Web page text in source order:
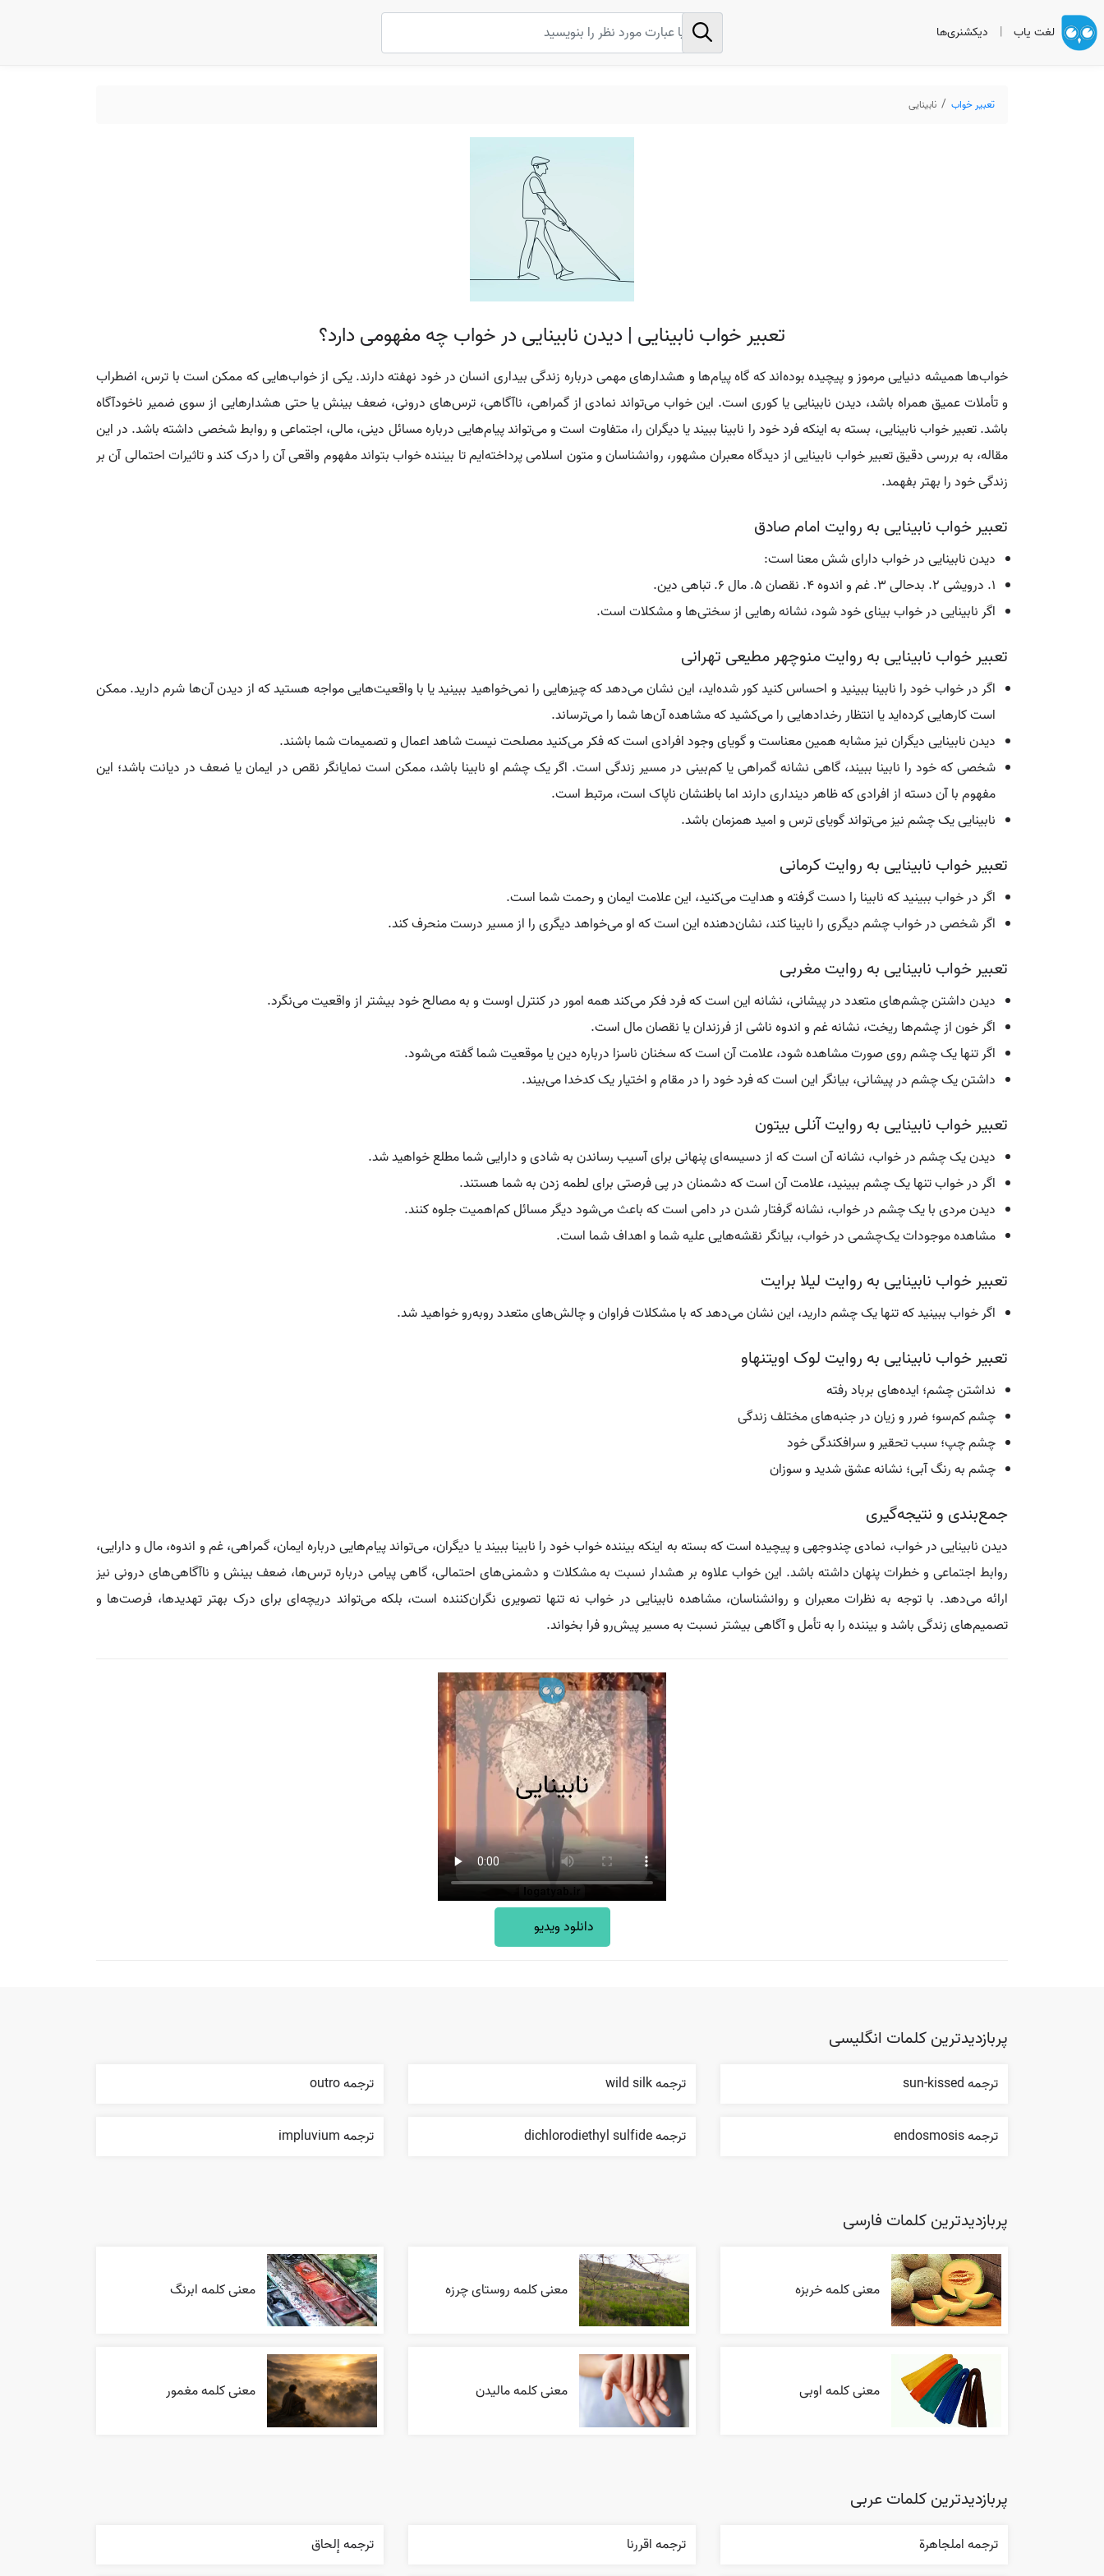
لغت یاب | دیکشنری‌ها
تعبیر خواب نابینایی
تعبیر خواب نابینایی | دیدن نابینایی در خواب چه مفهومی دارد؟
خواب‌ها همیشه دنیایی مرموز و پیچیده بوده‌اند که گاه پیام‌ها و هشدارهای مهمی درباره زندگی بیداری انسان در خود نهفته دارند. یکی از خواب‌هایی که ممکن است با ترس، اضطراب
و تأملات عمیق همراه باشد، دیدن نابینایی یا کوری است. این خواب می‌تواند نمادی از گمراهی، ناآگاهی، ترس‌های درونی، ضعف بینش یا حتی هشدارهایی از سوی ضمیر ناخودآگاه
باشد. تعبیر خواب نابینایی، بسته به اینکه فرد خود را نابینا ببیند یا دیگران را، متفاوت است و می‌تواند پیام‌هایی درباره مسائل دینی، مالی، اجتماعی و روابط شخصی داشته باشد. در این
مقاله، به بررسی دقیق تعبیر خواب نابینایی از دیدگاه معبران مشهور، روانشناسان و متون اسلامی پرداخته‌ایم تا بیننده خواب بتواند مفهوم واقعی آن را درک کند و تاثیرات احتمالی آن بر
زندگی خود را بهتر بفهمد.
تعبیر خواب نابینایی به روایت امام صادق
دیدن نابینایی در خواب دارای شش معنا است:
1. درویشی 2. بدحالی 3. غم و اندوه 4. نقصان 5. مال 6. تباهی دین.
اگر نابینایی در خواب بینای خود شود، نشانه رهایی از سختی‌ها و مشکلات است.
تعبیر خواب نابینایی به روایت منوچهر مطیعی تهرانی
اگر در خواب خود را نابینا ببینید و احساس کنید کور شده‌اید، این نشان می‌دهد که چیزهایی را نمی‌خواهید ببینید یا با واقعیت‌هایی مواجه هستید که از دیدن آن‌ها شرم دارید. ممکن
است کارهایی کرده‌اید یا انتظار رخدادهایی را می‌کشید که مشاهده آن‌ها شما را می‌ترساند.
دیدن نابینایی دیگران نیز مشابه همین معناست و گویای وجود افرادی است که فکر می‌کنید مصلحت نیست شاهد اعمال و تصمیمات شما باشند.
شخصی که خود را نابینا ببیند، گاهی نشانه گمراهی یا کم‌بینی در مسیر زندگی است. اگر یک چشم او نابینا باشد، ممکن است نمایانگر نقص در ایمان یا ضعف در دیانت باشد؛ این
مفهوم با آن دسته از افرادی که ظاهر دینداری دارند اما باطنشان ناپاک است، مرتبط است.
نابینایی یک چشم نیز می‌تواند گویای ترس و امید همزمان باشد.
تعبیر خواب نابینایی به روایت کرمانی
اگر در خواب ببینید که نابینا را دست گرفته و هدایت می‌کنید، این علامت ایمان و رحمت شما است.
اگر شخصی در خواب چشم دیگری را نابینا کند، نشان‌دهنده این است که او می‌خواهد دیگری را از مسیر درست منحرف کند.
تعبیر خواب نابینایی به روایت مغربی
دیدن داشتن چشم‌های متعدد در پیشانی، نشانه این است که فرد فکر می‌کند همه امور در کنترل اوست و به مصالح خود بیشتر از واقعیت می‌نگرد.
اگر خون از چشم‌ها ریخت، نشانه غم و اندوه ناشی از فرزندان یا نقصان مال است.
اگر تنها یک چشم روی صورت مشاهده شود، علامت آن است که سخنان ناسزا درباره دین یا موقعیت شما گفته می‌شود.
داشتن یک چشم در پیشانی، بیانگر این است که فرد خود را در مقام و اختیار یک کدخدا می‌بیند.
تعبیر خواب نابینایی به روایت آنلی بیتون
دیدن یک چشم در خواب، نشانه آن است که از دسیسه‌ای پنهانی برای آسیب رساندن به شادی و دارایی شما مطلع خواهید شد.
اگر در خواب تنها یک چشم ببینید، علامت آن است که دشمنان در پی فرصتی برای لطمه زدن به شما هستند.
دیدن مردی با یک چشم در خواب، نشانه گرفتار شدن در دامی است که باعث می‌شود دیگر مسائل کم‌اهمیت جلوه کنند.
مشاهده موجودات یک‌چشمی در خواب، بیانگر نقشه‌هایی علیه شما و اهداف شما است.
تعبیر خواب نابینایی به روایت لیلا برایت
اگر خواب ببینید که تنها یک چشم دارید، این نشان می‌دهد که با مشکلات فراوان و چالش‌های متعدد روبه‌رو خواهید شد.
تعبیر خواب نابینایی به روایت لوک اویتنهاو
نداشتن چشم؛ ایده‌های برباد رفته
چشم کم‌سو؛ ضرر و زیان در جنبه‌های مختلف زندگی
چشم چپ؛ سبب تحقیر و سرافکندگی خود
چشم به رنگ آبی؛ نشانه عشق شدید و سوزان
جمع‌بندی و نتیجه‌گیری
دیدن نابینایی در خواب، نمادی چندوجهی و پیچیده است که بسته به اینکه بیننده خواب خود را نابینا ببیند یا دیگران، می‌تواند پیام‌هایی درباره ایمان، گمراهی، غم و اندوه، مال و دارایی،
روابط اجتماعی و خطرات پنهان داشته باشد. این خواب علاوه بر هشدار نسبت به مشکلات و دشمنی‌های احتمالی، گاهی پیامی درباره ترس‌ها، ضعف بینش و ناآگاهی‌های درونی نیز
ارائه می‌دهد. با توجه به نظرات معبران و روانشناسان، مشاهده نابینایی در خواب نه تنها تصویری نگران‌کننده است، بلکه می‌تواند دریچه‌ای برای درک بهتر تهدیدها، فرصت‌ها و
تصمیم‌های زندگی باشد و بیننده را به تأمل و آگاهی بیشتر نسبت به مسیر پیش‌رو فرا بخواند.
دانلود ویدیو
پربازدیدترین کلمات انگلیسی
ترجمه sun-kissed ترجمه wild silk ترجمه outro
ترجمه endosmosis ترجمه dichlorodiethyl sulfide ترجمه impluvium
پربازدیدترین کلمات فارسی
معنی کلمه خربزه معنی کلمه روستای چرزه معنی کلمه ابرنگ
معنی کلمه اوبی معنی کلمه مالیدن معنی کلمه مغمور
پربازدیدترین کلمات عربی
ترجمه املجاهرة ترجمه اقررنا ترجمه إلحاق